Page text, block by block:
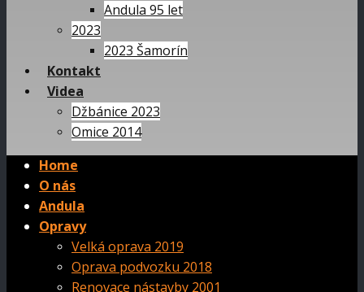
Andula 95 let
2023
2023 Šamorín
Kontakt
Videa
Džbánice 2023
Omice 2014
Home
O nás
Andula
Opravy
Velká oprava 2019
Oprava podvozku 2018
Renovace nástavby 2001